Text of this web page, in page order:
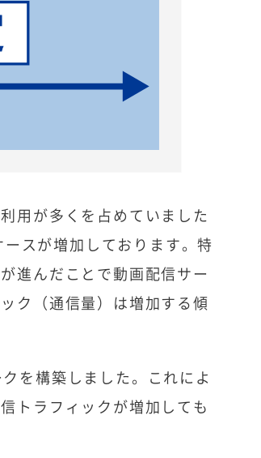
用が多くを占めていました
スが増加しております。特
進んだことで動画配信サー
ク（通信量）は増加する傾
を構築しました。これによ
トラフィックが増加しても